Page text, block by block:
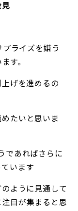
ライズを嫌う
す。
げを進めるの
たいと思いま
であればさらに
います
ように見通して
目が集まると思